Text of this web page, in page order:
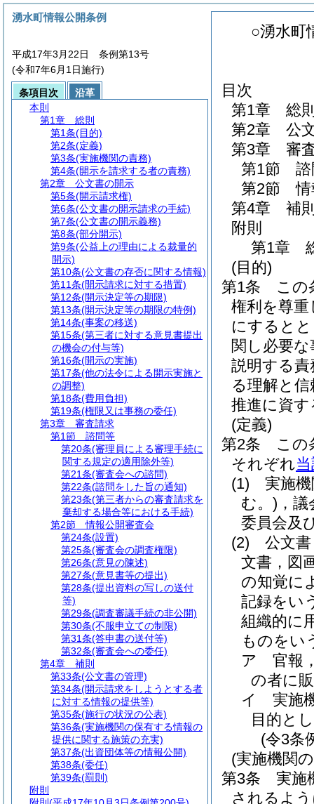
○湧水町
目次
第1章
総
第2章
公
第3章
審
第1節
第2節
第4章
補
附則
第1章
(目的)
第1条
この
権利を尊
にすると
関し必要
説明する
る理解と
推進に資
(定義)
第2条
この
それぞれ
(1)
実施
む。) ，
委員会及
(2)
公文
文書，図
の知覚に
記録をい
組織的に
ものをい
ア
官報
の者に
イ
実施
目的と
(令3条
(実施機関
第3条
実施
されるよ
湧水町情報公開条例
平成17年3月22日 条例第13号
(令和7年6月1日施行)
条項目次
沿革
本則
第1章
総則
第1条(目的)
第2条(定義)
第3条(実施機関の責務)
第4条(開示を請求する者の責務)
第2章
公文書の開示
第5条(開示請求権)
第6条(公文書の開示請求の手続)
第7条(公文書の開示義務)
第8条(部分開示)
第9条(公益上の理由による裁量的
開示)
第10条(公文書の存否に関する情報)
第11条(開示請求に対する措置)
第12条(開示決定等の期限)
第13条(開示決定等の期限の特例)
第14条(事案の移送)
第15条(第三者に対する意見書提出
の機会の付与等)
第16条(開示の実施)
第17条(他の法令による開示実施と
の調整)
第18条(費用負担)
第19条(権限又は事務の委任)
第3章
審査請求
第1節
諮問等
第20条(審理員による審理手続に
関する規定の適用除外等)
第21条(審査会への諮問)
第22条(諮問をした旨の通知)
第23条(第三者からの審査請求を
棄却する場合等における手続)
第2節
情報公開審査会
第24条(設置)
第25条(審査会の調査権限)
第26条(意見の陳述)
第27条(意見書等の提出)
第28条(提出資料の写しの送付
等)
第29条(調査審議手続の非公開)
第30条(不服申立ての制限)
第31条(答申書の送付等)
第32条(審査会への委任)
第4章
補則
第33条(公文書の管理)
第34条(開示請求をしようとする者
に対する情報の提供等)
第35条(施行の状況の公表)
第36条(実施機関の保有する情報の
提供に関する施策の充実)
第37条(出資団体等の情報公開)
第38条(委任)
第39条(罰則)
附則